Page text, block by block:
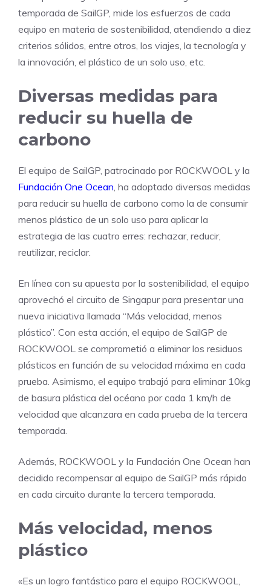
temporada de SailGP, mide los esfuerzos de cada
equipo en materia de sostenibilidad, atendiendo a diez
criterios sólidos, entre otros, los viajes, la tecnología y
la innovación, el plástico de un solo uso, etc.
Diversas medidas para
reducir su huella de
carbono
El equipo de SailGP, patrocinado por ROCKWOOL y la
Fundación One Ocean, ha adoptado diversas medidas
para reducir su huella de carbono como la de consumir
menos plástico de un solo uso para aplicar la
estrategia de las cuatro erres: rechazar, reducir,
reutilizar, reciclar.
En línea con su apuesta por la sostenibilidad, el equipo
aprovechó el circuito de Singapur para presentar una
nueva iniciativa llamada “Más velocidad, menos
plástico”. Con esta acción, el equipo de SailGP de
ROCKWOOL se comprometió a eliminar los residuos
plásticos en función de su velocidad máxima en cada
prueba. Asimismo, el equipo trabajó para eliminar 10kg
de basura plástica del océano por cada 1 km/h de
velocidad que alcanzara en cada prueba de la tercera
temporada.
Además, ROCKWOOL y la Fundación One Ocean han
decidido recompensar al equipo de SailGP más rápido
en cada circuito durante la tercera temporada.
Más velocidad, menos
plástico
«Es un logro fantástico para el equipo ROCKWOOL,